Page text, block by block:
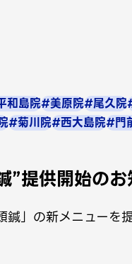
和島院#美原院#尾久院
#菊川院#西大島院#門
”提供開始の
鍼」の新メニューを